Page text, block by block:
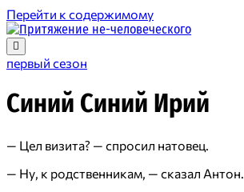
Перейти к содержимому
Притяжение
не-
человеческого
первый сезон
Синий Синий Ирий
— Цел визита? — спросил натовец.
— Ну, к родственникам, — сказал Антон.